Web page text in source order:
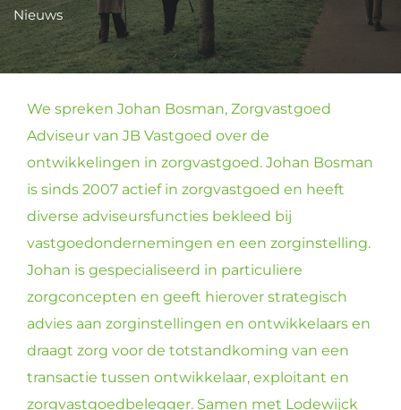
Nieuws
We spreken Johan Bosman, Zorgvastgoed
Adviseur van JB Vastgoed over de
ontwikkelingen in zorgvastgoed. Johan Bosman
is sinds 2007 actief in zorgvastgoed en heeft
diverse adviseursfuncties bekleed bij
vastgoedondernemingen en een zorginstelling.
Johan is gespecialiseerd in particuliere
zorgconcepten en geeft hierover strategisch
advies aan zorginstellingen en ontwikkelaars en
draagt zorg voor de totstandkoming van een
transactie tussen ontwikkelaar, exploitant en
zorgvastgoedbelegger. Samen met Lodewijck